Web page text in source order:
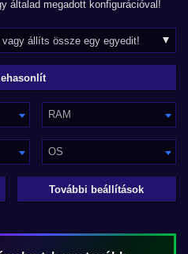
általad megadott konfigurációval!
RAM
OS
További beállítások